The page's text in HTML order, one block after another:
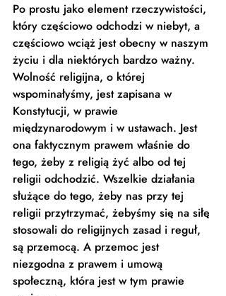
Po prostu jako element rzeczywistości,
który częściowo odchodzi w niebyt, a
częściowo wciąż jest obecny w naszym
życiu i dla niektórych bardzo ważny.
Wolność religijna, o której
wspominałyśmy, jest zapisana w
Konstytucji, w prawie
międzynarodowym i w ustawach. Jest
ona faktycznym prawem właśnie do
tego, żeby z religią żyć albo od tej
religii odchodzić. Wszelkie działania
służące do tego, żeby nas przy tej
religii przytrzymać, żebyśmy się na siłę
stosowali do religijnych zasad i reguł,
są przemocą. A przemoc jest
niezgodna z prawem i umową
społeczną, która jest w tym prawie